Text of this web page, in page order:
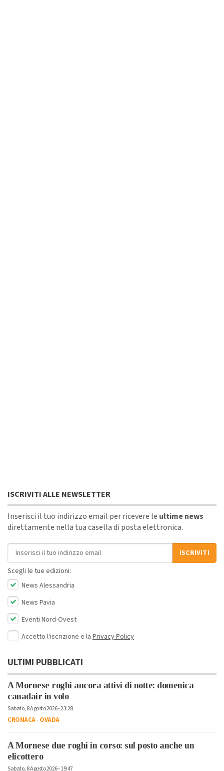
ISCRIVITI ALLE NEWSLETTER
Inserisci il tuo indirizzo email per ricevere le ultime news
direttamente nella tua casella di posta elettronica.
Indirizzo email
ISCRIVITI
Scegli le tue edizioni:
News Alessandria
News Pavia
Eventi Nord-Ovest
Accetto l'iscrizione e la Privacy Policy
ULTIMI PUBBLICATI
A Mornese roghi ancora attivi di notte: domenica
canadair in volo
Sabato, 8 Agosto 2026 - 23:28
CRONACA-OVADA
A Mornese due roghi in corso: sul posto anche un
elicottero
Sabato, 8 Agosto 2026 - 19:47